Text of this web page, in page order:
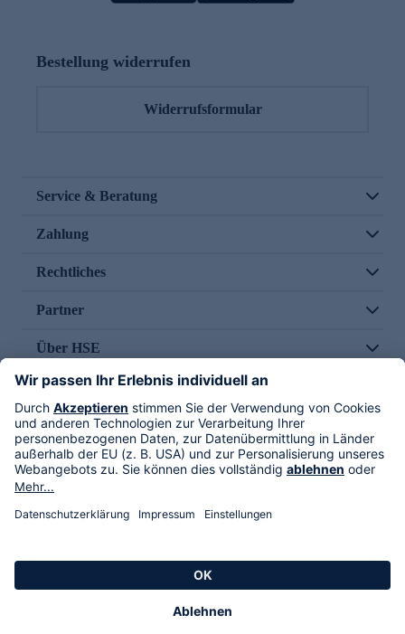
Bestellung widerrufen
Widerrufsformular
Service & Beratung
Zahlung
Rechtliches
Partner
Über HSE
Im TV
HSE International